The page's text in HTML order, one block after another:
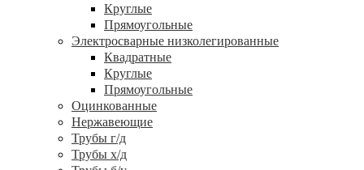
Круглые
Прямоугольные
Электросварные низколегированные
Квадратные
Круглые
Прямоугольные
Оцинкованные
Нержавеющие
Трубы г/д
Трубы х/д